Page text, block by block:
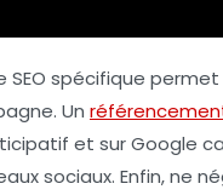
SEO spécifique
Un
et sur Google
sociaux. Enfin, ne